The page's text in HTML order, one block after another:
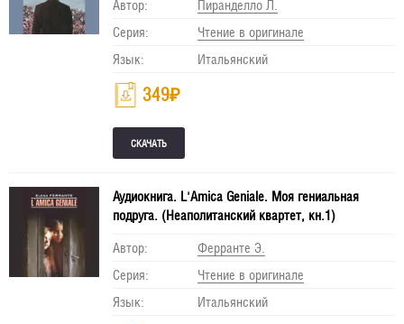
Автор:
Пиранделло Л.
Серия:
Чтение в оригинале
Язык:
Итальянский
349₽
Аудиокнига. L'Amica Geniale. Моя гениальная
подруга. (Неаполитанский квартет, кн.1)
Автор:
Ферранте Э.
Серия:
Чтение в оригинале
Язык:
Итальянский